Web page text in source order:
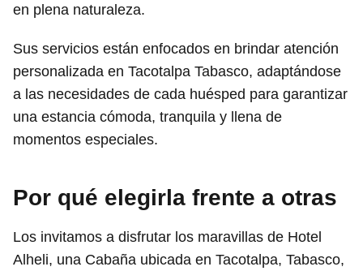
en plena naturaleza.
Sus servicios están enfocados en brindar atención
personalizada en Tacotalpa Tabasco, adaptándose
a las necesidades de cada huésped para garantizar
una estancia cómoda, tranquila y llena de
momentos especiales.
Por qué elegirla frente a otras
Los invitamos a disfrutar los maravillas de Hotel
Alheli, una Cabaña ubicada en Tacotalpa, Tabasco,